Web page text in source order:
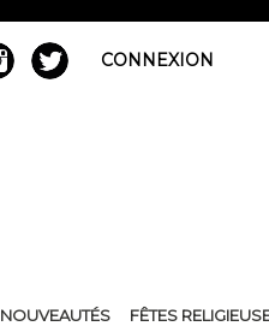
CONNEXION
NOUVEAUTÉS FÊTES